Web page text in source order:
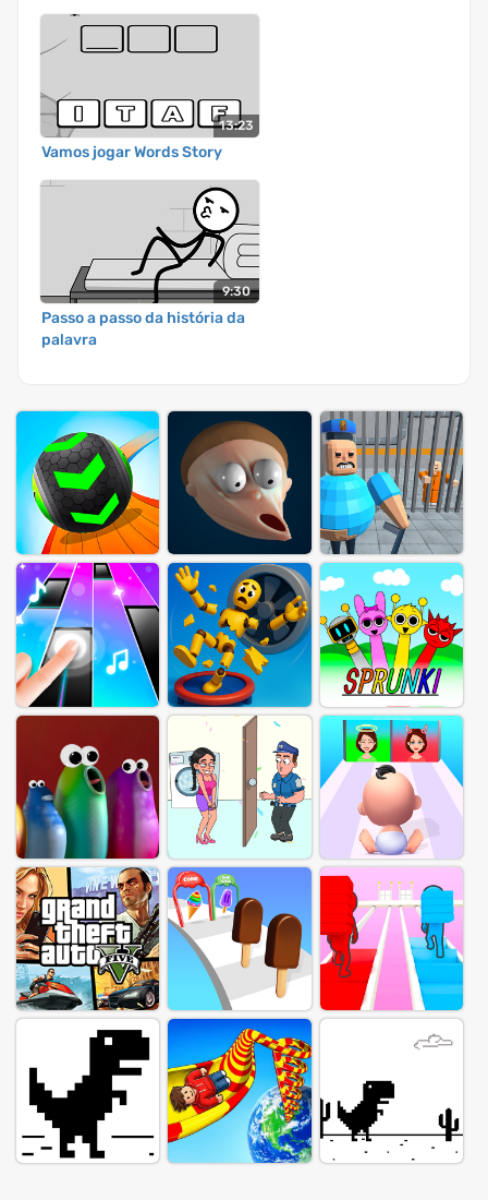
13:23
Vamos jogar Words Story
9:30
Passo a passo da história da
palavra